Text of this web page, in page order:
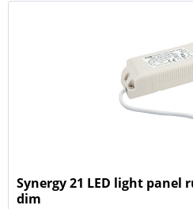
Synergy 21 LED light panel
dim